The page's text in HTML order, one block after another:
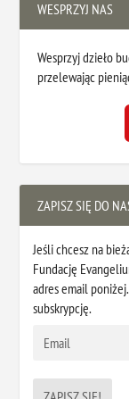
WESPRZYJ NAS
Wesprzyj dzieło
przelewając
ZAPISZ SIĘ DO
Jeśli chcesz na
Fundację
adres email
subskrypcję.